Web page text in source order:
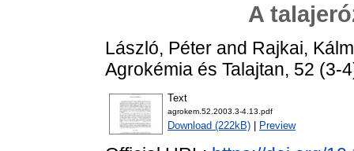
A
László, Péter and Rajkai,
Agrokémia és Talajtan, 52 (3-
Text
agrokem.52.2003.3-4.13.pdf
Download (222kB) Preview